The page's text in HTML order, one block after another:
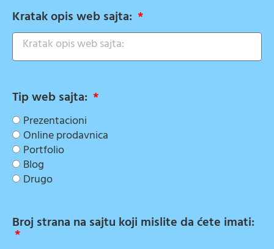
Kratak opis web sajta:
Tip web sajta:
Prezentacioni
Online prodavnica
Portfolio
Blog
Drugo
Broj strana na sajtu koji mislite da ćete imati: